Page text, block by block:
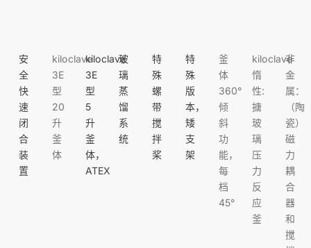
安
全
快
速
闭
合
装
置
kiloclave
3E
型
20
升
釜
体
kiloclave
3E
型
5
升
釜
体，
ATEX
玻
璃
蒸
馏
系
统
特
殊
螺
带
搅
拌
桨
特
殊
版
本，
矮
支
架
釜
体
360°
倾
斜
功
能，
每
档
45°
kiloclave
惰
性:
搪
玻
璃
压
力
反
应
釜
非
金
属：
（陶
瓷）
磁
力
耦
合
器
和
搅